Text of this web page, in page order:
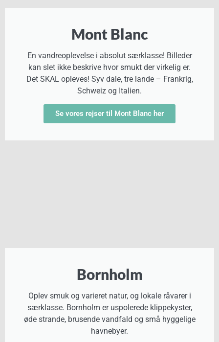
Mont Blanc
En vandreoplevelse i absolut særklasse! Billeder
kan slet ikke beskrive hvor smukt der virkelig er.
Det SKAL opleves! Syv dale, tre lande – Frankrig,
Schweiz og Italien.
Se vores rejser til Mont Blanc her
Bornholm
Oplev smuk og varieret natur, og lokale råvarer i
særklasse. Bornholm er uspolerede klippekyster,
øde strande, brusende vandfald og små hyggelige
havnebyer.